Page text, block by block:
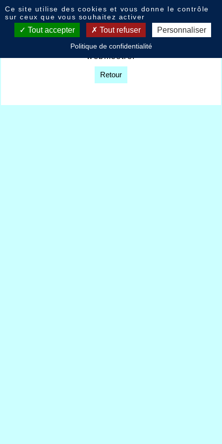
Livre d'or
Option non disponible sur décision du
webmestre.
Retour
Ce site utilise des cookies et vous donne le contrôle
sur ceux que vous souhaitez activer
Tout accepter Tout refuser Personnaliser
Politique de confidentialité